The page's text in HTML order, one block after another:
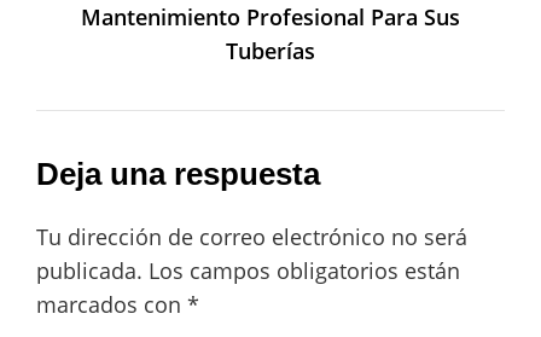
Mantenimiento Profesional Para Sus
Tuberías
Deja una respuesta
Tu dirección de correo electrónico no será
publicada. Los campos obligatorios están
marcados con *